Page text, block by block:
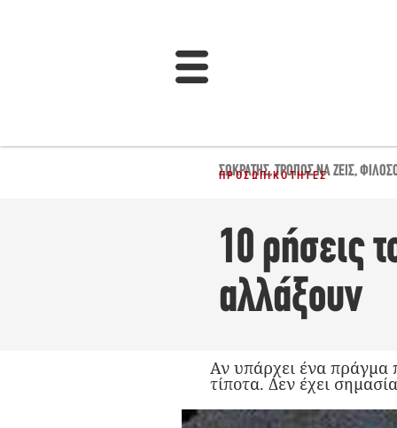
ΣΩΚΡΆΤΗΣ,ΤΡΌΠΟΣ ΝΑ ΖΕΙΣ,
ΠΡΟΣΩΠΙΚΌΤΗΤΕΣ
10 ρήσεις
αλλάξουν
Αν υπάρχει ένα πράγμα
τίποτα. Δεν έχει